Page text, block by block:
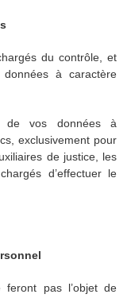
du contrôle, et
à caractère
de vos données à
exclusivement pour
de justice, les
d’effectuer le
feront pas l’objet de